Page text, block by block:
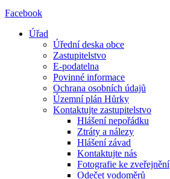
Facebook
Úřad
Úřední deska obce
Zastupitelstvo
E-podatelna
Povinné informace
Ochrana osobních údajů
Územní plán Hůrky
Kontaktujte zastupitelstvo
Hlášení nepořádku
Ztráty a nálezy
Hlášení závad
Kontaktujte nás
Fotografie ke zveřejnění
Odečet vodoměrů